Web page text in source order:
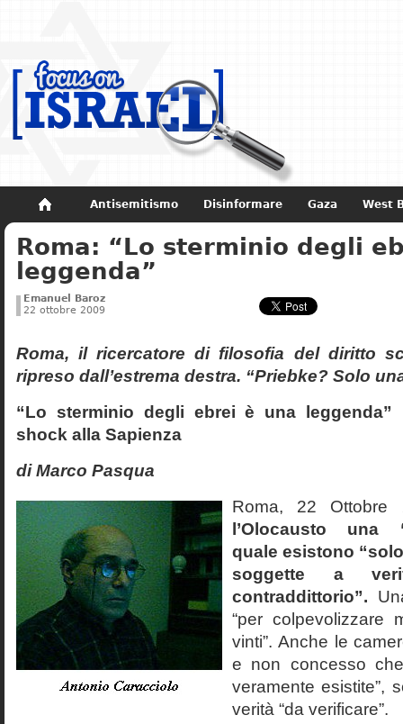
Antisemitismo Disinformare Gaza West
Non dimenticare Storia di Israele
Roma: “Lo sterminio degli
leggenda”
Emanuel Baroz
22 ottobre 2009
Roma, il ricercatore di filosofia del diritto
ripreso dall’estrema destra. “Priebke? Solo
“Lo sterminio degli ebrei è una leggenda”
shock alla Sapienza
di Marco Pasqua
Roma, 22
l’Olocausto una
quale esistono
soggette a
contraddittorio”.
“per colpevolizzare
vinti”. Anche le
e non concesso
veramente esistite”,
verità “da verificare”.